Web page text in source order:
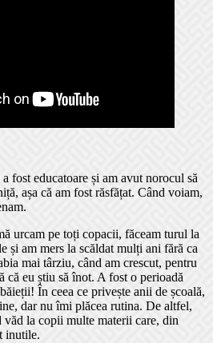
fost educatoare și am avut norocul să
așa că am fost răsfățat. Când voiam,
urcam pe toți copacii, făceam turul la
și am mers la scăldat mulți ani fără ca
mai târziu, când am crescut, pentru
că eu știu să înot. A fost o perioadă
În ceea ce privește anii de școală,
dar nu îmi plăcea rutina. De altfel,
la copii multe materii care, din
inutile.